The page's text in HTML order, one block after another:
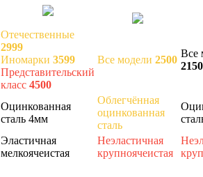
Отечественные
2999
Иномарки 3599
Представительский
класс 4500
Все модели 2500
Все
2150
Оцинкованная
сталь 4мм
Облегчённая
оцинкованная
сталь
Эластичная
мелкоячеистая
Неэластичная
крупноячеистая